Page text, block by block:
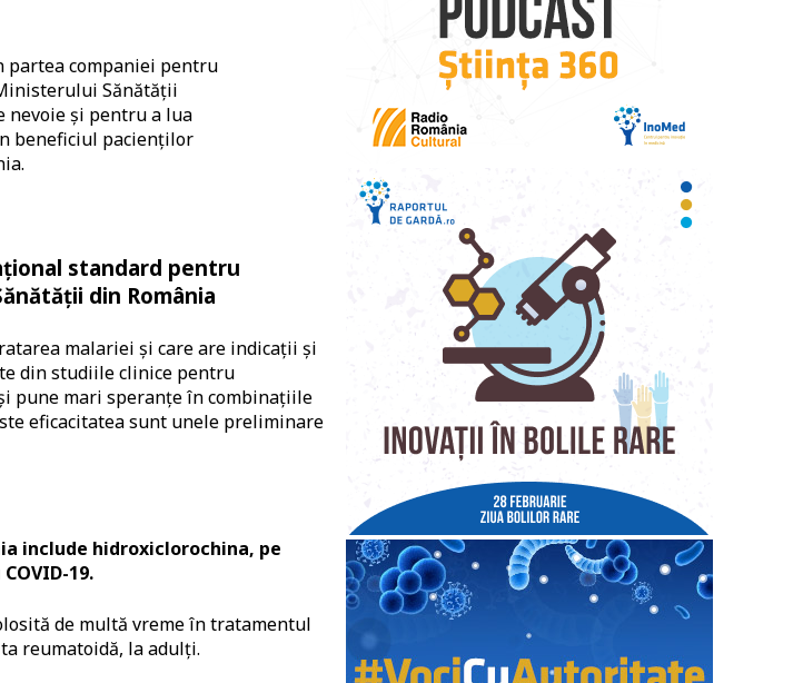
partea companiei pentru
Sănătății
nevoie și pentru a lua
beneficiul pacienților
standard pentru
din România
malariei și care are indicații și
din studiile clinice pentru
pune mari speranțe în combinațiile
eficacitatea sunt unele preliminare
include hidroxiclorochina, pe
19.
de multă vreme în tratamentul
reumatoidă, la adulți.